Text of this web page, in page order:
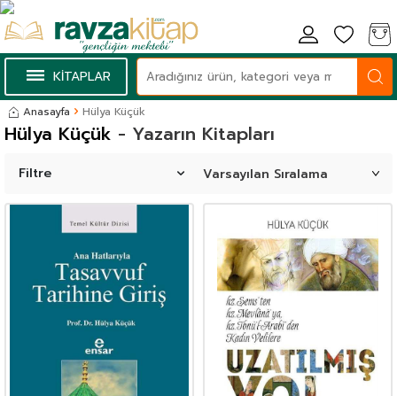
KİTAPLAR
Anasayfa Hülya Küçük
- Yazarın Kitapları
Hülya Küçük
Filtre